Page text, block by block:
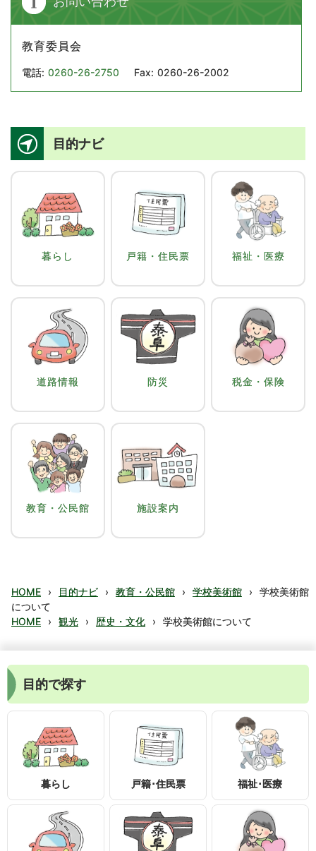
教育委員会
電話: 0260-26-2750 Fax: 0260-26-2002
目的ナビ
暮らし 戸籍・住民票 福祉・医療
道路情報 防災 税金・保険
教育・公民館 施設案内
HOME › 目的ナビ › 教育・公民館 › 学校美術館 ›
学校美術館
について
HOME
› 観光 › 歴史・文化 › 学校美術館について
目的で探す
暮らし 戸籍･住民票 福祉･医療
〒399-1895
長野県下伊那郡泰阜村3236-1